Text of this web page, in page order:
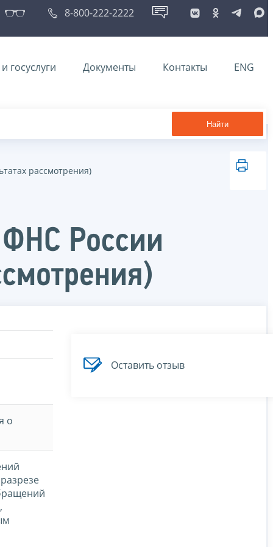
8-800-222-2222
госуслуги Документы Контакты ENG
Найти
рассмотрения)
России
о
Оставить отзыв